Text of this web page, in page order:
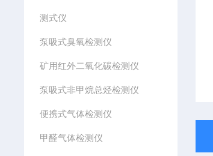
测式仪
泵吸式臭氧检测仪
矿用红外二氧化碳检测仪
泵吸式非甲烷总烃检测仪
便携式气体检测仪
甲醛气体检测仪